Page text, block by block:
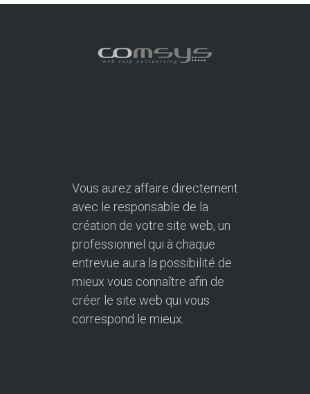
Vous aurez affaire directement
avec le responsable de la
création de votre site web, un
professionnel qui à chaque
entrevue aura la possibilité de
mieux vous connaître afin de
créer le site web qui vous
correspond le mieux.